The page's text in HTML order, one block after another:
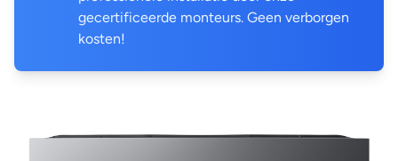
gecertificeerde monteurs. Geen verborgen
kosten!